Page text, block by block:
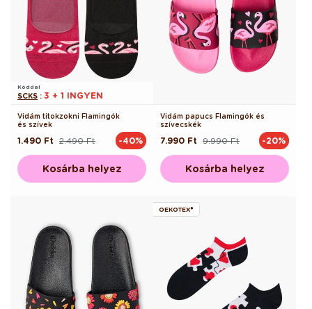
Kóddal
SCKS : 3 + 1 INGYEN
Vidám titokzokni Flamingók
és szívek
Normál
2.490 Ft
Akciós
1.490 Ft -40%
Kosárba helyez
Vidám papucs Flamingók és
szívecskék
Normál
9.990 Ft
Akciós
7.990 Ft -20%
Kosárba helyez
OEKOTEX®